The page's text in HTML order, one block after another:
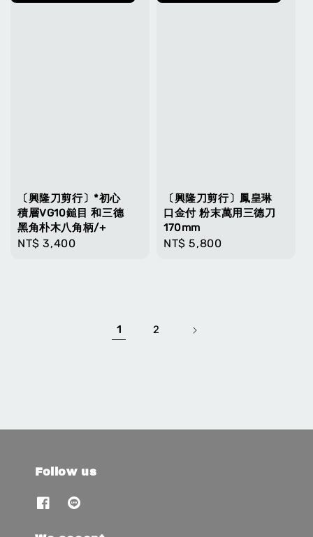
〔興隆刀剪行〕*初心
積層VG10鎚目 和三德
黑角朴木八角柄/+
Regular
NT$ 3,400
〔興隆刀剪行〕鳳皇琳
口金付 粉末萬用三德刀
170mm
Regular
NT$ 5,800
1 2
Follow us